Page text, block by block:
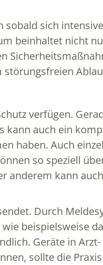
sich
beinhaltet nicht
verfügen.
auch ein
haben. Auch
so speziell
kann
Durch
beispielsweise
Geräte in
sollte die